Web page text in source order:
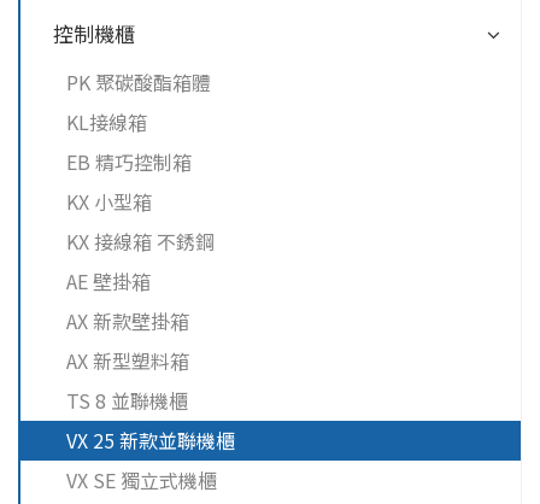
控制機櫃
PK 聚碳酸酯箱體
KL接線箱
EB 精巧控制箱
KX 小型箱
KX 接線箱 不銹鋼
AE 壁掛箱
AX 新款壁掛箱
AX 新型塑料箱
TS 8 並聯機櫃
VX 25 新款並聯機櫃
VX SE 獨立式機櫃